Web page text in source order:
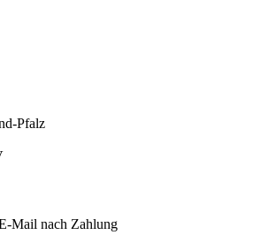
Pfalz
Mail nach Zahlung